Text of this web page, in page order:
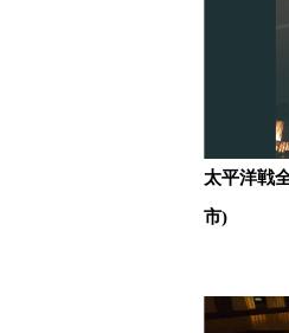
太平洋戦
市)